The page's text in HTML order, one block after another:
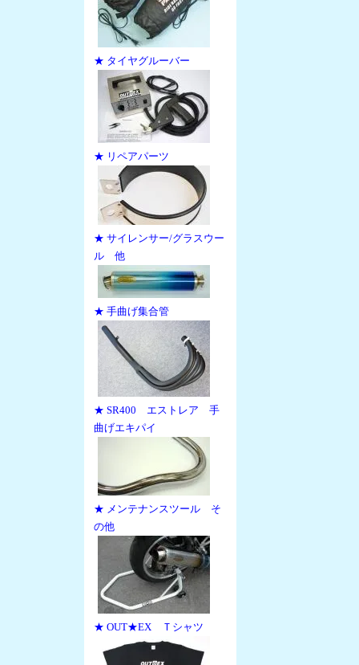
★ タイヤグルーバー
★ リペアパーツ
★ サイレンサー/グラスウー
ル 他
★ 手曲げ集合管
★ SR400 エストレア 手
曲げエキパイ
★ メンテナンスツール そ
の他
★ OUT★EX Ｔシャツ